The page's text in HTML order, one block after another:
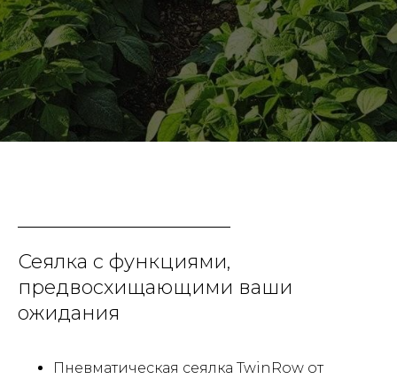
Сеялка с функциями,
предвосхищающими ваши
ожидания
Пневматическая сеялка TwinRow от